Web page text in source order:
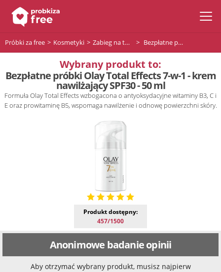
Próbki za free Kosmetyki Zabieg na twarz Bezpłatne próbki Olay Total Effects 7-w-1 - krem nawilżający SPF30 - 50 ml
Wybrany produkt to:
Bezpłatne próbki Olay Total Effects 7-w-1 - krem
nawilżający SPF30 - 50 ml
Formuła Olay Total Effects wzbogacona o antyoksydacyjne witaminy B3, C i
E oraz prowitaminę B5, wspomaga nawilżenie i odnowę powierzchni skóry.
Produkt dostępny:
457/1500
Anonimowe badanie opinii
Aby otrzymać wybrany produkt, musisz najpierw